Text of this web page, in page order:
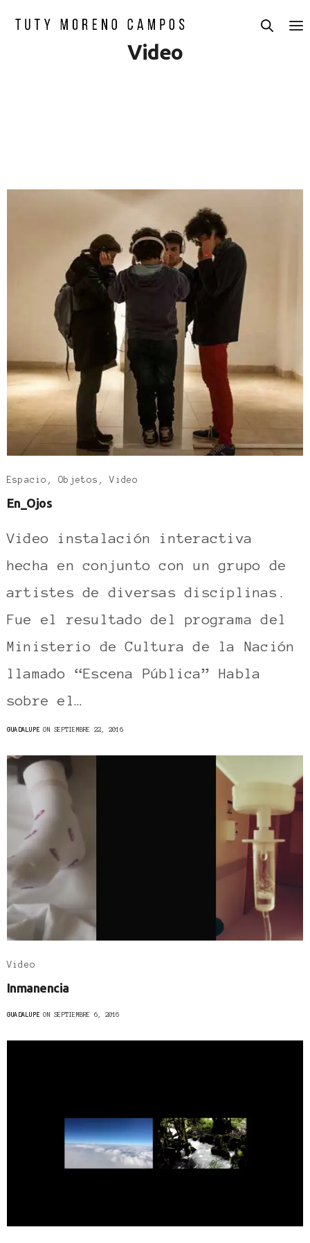
Video
Espacio, Objetos, Video
En_Ojos
Video instalación interactiva
hecha en conjunto con un grupo de
artistes de diversas disciplinas.
Fue el resultado del programa del
Ministerio de Cultura de la Nación
llamado “Escena Pública” Habla
sobre el…
GUADALUPE ON SEPTIEMBRE 22, 2016
Video
Inmanencia
GUADALUPE ON SEPTIEMBRE 6, 2016